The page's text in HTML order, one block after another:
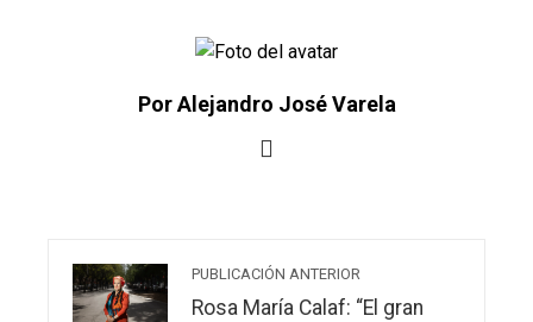
Por Alejandro José Varela
PUBLICACIÓN ANTERIOR
Rosa María Calaf: “El gran